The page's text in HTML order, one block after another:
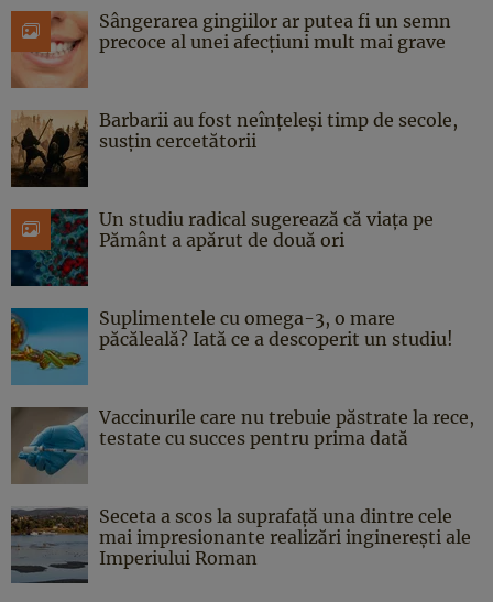
Sângerarea gingiilor ar putea fi un semn
precoce al unei afecțiuni mult mai grave
Barbarii au fost neînțeleși timp de secole,
susțin cercetătorii
Un studiu radical sugerează că viața pe
Pământ a apărut de două ori
Suplimentele cu omega-3, o mare
păcăleală? Iată ce a descoperit un studiu!
Vaccinurile care nu trebuie păstrate la rece,
testate cu succes pentru prima dată
Seceta a scos la suprafață una dintre cele
mai impresionante realizări inginerești ale
Imperiului Roman